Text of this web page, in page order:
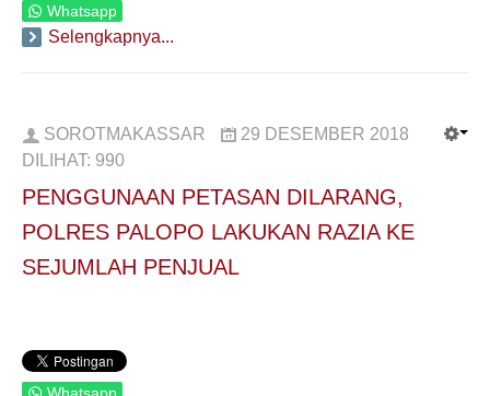
Whatsapp
Selengkapnya...
SOROTMAKASSAR
29 DESEMBER 2018
DILIHAT: 990
PENGGUNAAN PETASAN DILARANG,
POLRES PALOPO LAKUKAN RAZIA KE
SEJUMLAH PENJUAL
Whatsapp